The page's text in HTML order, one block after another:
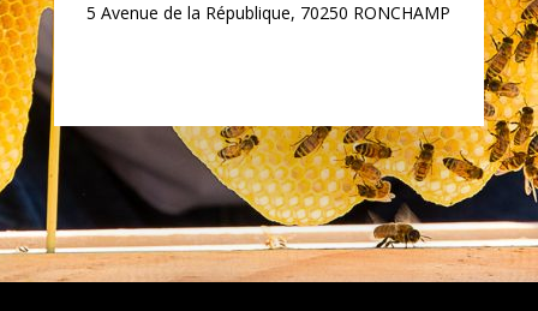
5 Avenue de la République, 70250 RONCHAMP